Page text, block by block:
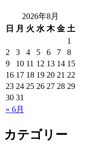
2026年8月
日
月 火 水 木 金 土
« 6月
1
2
3 4 5 6 7
8
9
10 11 12 13 14 15
16 17 18 19 20 21 22
23 24 25 26 27 28 29
30 31
カテゴリー